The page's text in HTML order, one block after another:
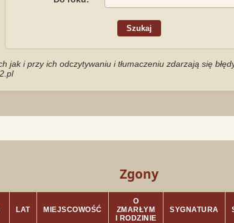
jak i przy ich odczytywaniu i tłumaczeniu zdarzają się
Zgony
LAT MIEJSCOWOŚĆ
O
ZMARŁYM
I RODZINIE
SYGNATURA